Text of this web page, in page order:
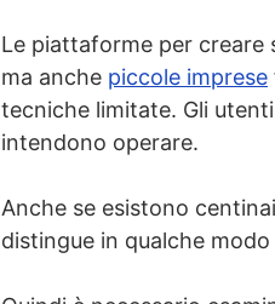
Ideale per
Supporto
Integrazione con G
Contro di Squarespace
Nessun piano
Editor
Le piattaforme per creare
ma anche piccole imprese
tecniche limitate. Gli
intendono operare.
Anche se esistono
distingue in qualche